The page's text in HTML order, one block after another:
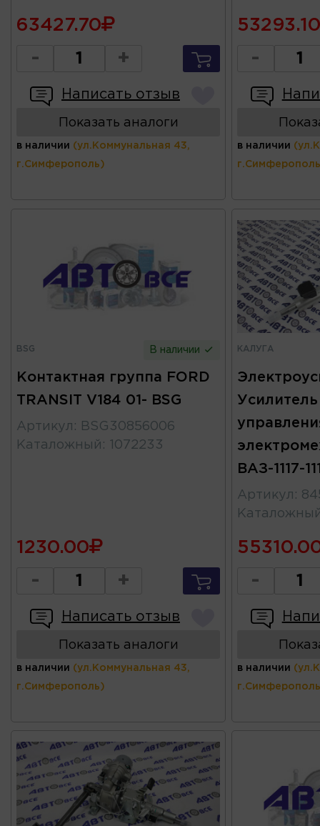
63427.70
- +
Написать отзыв
Показать аналоги
в наличии (ул.Коммунальная 43,
г.Симферополь)
53293.10
-
в наличии
BSG В наличии
Контактная группа FORD
TRANSIT V184 01- BSG
Артикул :
BSG30856006
Каталожный : 1072233
1230.00
- +
Написать отзыв
Показать аналоги
в наличии (ул.Коммунальная 43,
г.Симферополь)
КАЛУГА
ВАЗ-1117-
Артикул :
-
в наличии